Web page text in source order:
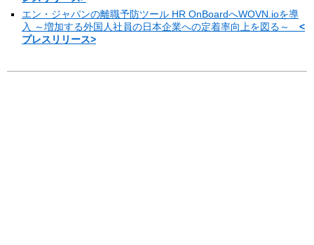
エン・ジャパンの離職予防ツール HR OnBoardへWOVN.ioを導
入 ～増加する外国人社員の日本企業への定着率向上を図る～ <
プレスリリース>